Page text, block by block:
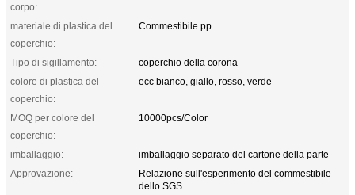
corpo:
materiale di plastica del
coperchio:
Commestibile pp
Tipo di sigillamento:
coperchio della corona
colore di plastica del
coperchio:
ecc bianco, giallo, rosso, verde
MOQ per colore del
coperchio:
10000pcs/Color
imballaggio:
imballaggio separato del cartone della parte
Approvazione:
Relazione sull'esperimento del commestibile
dello SGS